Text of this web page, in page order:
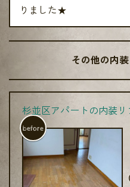
りました★
その他の内
杉並区アパートの内装リ
before